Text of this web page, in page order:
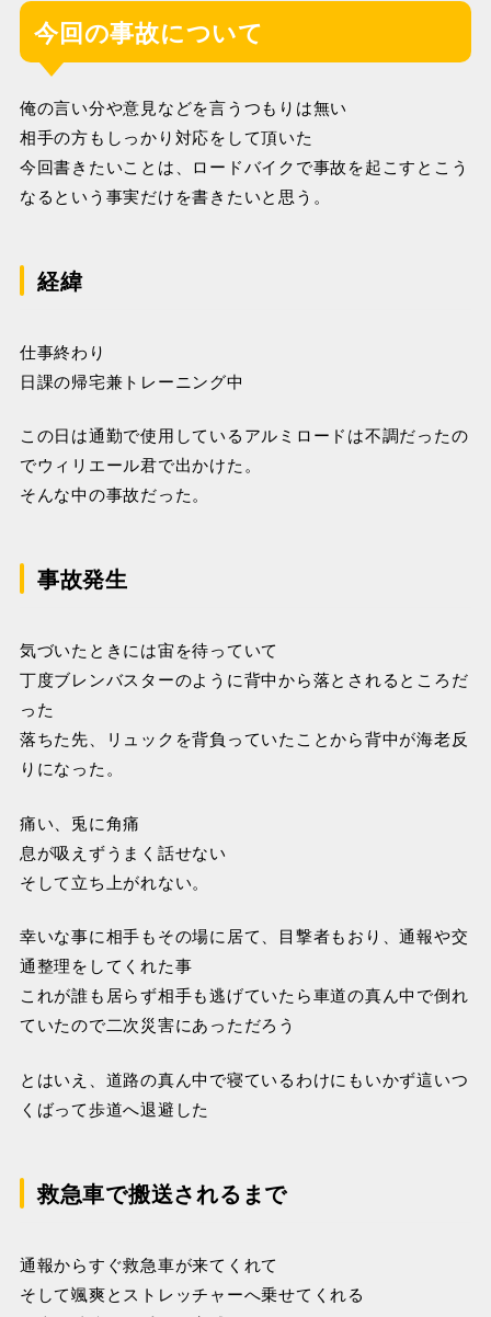
今回の事故について
俺の言い分や意見などを言うつもりは無い
相手の方もしっかり対応をして頂いた
今回書きたいことは、ロードバイクで事故を起こすとこう
なるという事実だけを書きたいと思う。
経緯
仕事終わり
日課の帰宅兼トレーニング中
この日は通勤で使用しているアルミロードは不調だったの
でウィリエール君で出かけた。
そんな中の事故だった。
事故発生
気づいたときには宙を待っていて
丁度ブレンバスターのように背中から落とされるところだ
った
落ちた先、リュックを背負っていたことから背中が海老反
りになった。
痛い、兎に角痛
息が吸えずうまく話せない
そして立ち上がれない。
幸いな事に相手もその場に居て、目撃者もおり、通報や交
通整理をしてくれた事
これが誰も居らず相手も逃げていたら車道の真ん中で倒れ
ていたので二次災害にあっただろう
とはいえ、道路の真ん中で寝ているわけにもいかず這いつ
くばって歩道へ退避した
救急車で搬送されるまで
通報からすぐ救急車が来てくれて
そして颯爽とストレッチャーへ乗せてくれる